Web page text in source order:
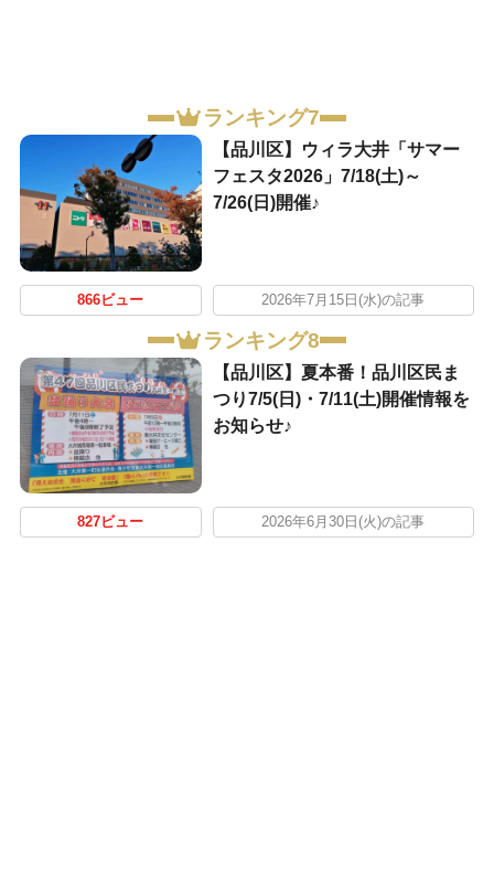
ランキング7
【品川区】ウィラ大井「サマー
フェスタ2026」7/18(土)～
7/26(日)開催♪
866ビュー 2026年7月15日(水)の記事
ランキング8
【品川区】夏本番！品川区民ま
つり7/5(日)・7/11(土)開催情報を
お知らせ♪
827ビュー 2026年6月30日(火)の記事